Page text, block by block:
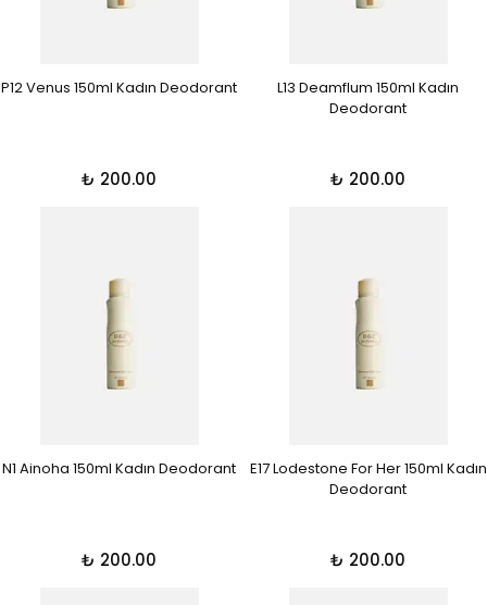
P12 Venus 150ml Kadın Deodorant
₺ 200.00
L13 Deamflum 150ml Kadın
Deodorant
₺ 200.00
N1 Ainoha 150ml Kadın Deodorant
₺ 200.00
E17 Lodestone For Her 150ml Kadın
Deodorant
₺ 200.00